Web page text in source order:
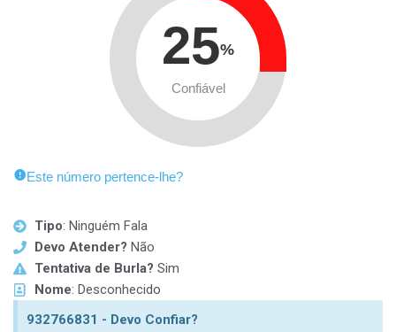
25%
Confiável
Este número pertence-lhe?
Tipo: Ninguém Fala
Devo Atender? Não
Tentativa de Burla? Sim
Nome: Desconhecido
932766831 - Devo Confiar?